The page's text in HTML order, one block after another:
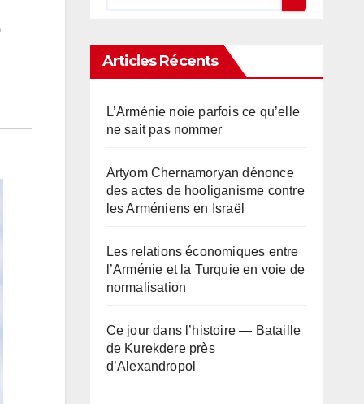
Articles Récents
L’Arménie noie parfois ce qu’elle
ne sait pas nommer
Artyom Chernamoryan dénonce
des actes de hooliganisme contre
les Arméniens en Israël
Les relations économiques entre
l’Arménie et la Turquie en voie de
normalisation
Ce jour dans l’histoire — Bataille
de Kurekdere près
d’Alexandropol